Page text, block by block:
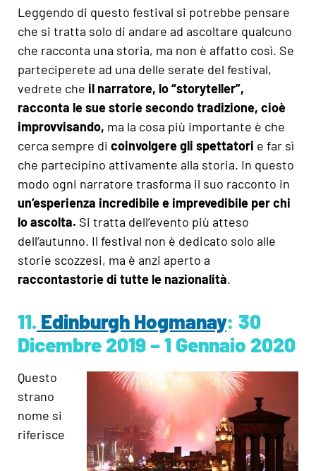
Leggendo di questo festival si potrebbe pensare
che si tratta solo di andare ad ascoltare qualcuno
che racconta una storia, ma non è affatto così. Se
parteciperete ad una delle serate del festival,
vedrete che il narratore, lo “storyteller”,
racconta le sue storie secondo tradizione, cioè
improvvisando, ma la cosa più importante è che
cerca sempre di coinvolgere gli spettatori e far sì
che partecipino attivamente alla storia. In questo
modo ogni narratore trasforma il suo racconto in
un’esperienza incredibile e imprevedibile per chi
lo ascolta. Si tratta dell’evento più atteso
dell’autunno. Il festival non è dedicato solo alle
storie scozzesi, ma è anzi aperto a
raccontastorie di tutte le nazionalità.
11. Edinburgh Hogmanay: 30
Dicembre 2019 – 1 Gennaio 2020
Questo
strano
nome si
riferisce